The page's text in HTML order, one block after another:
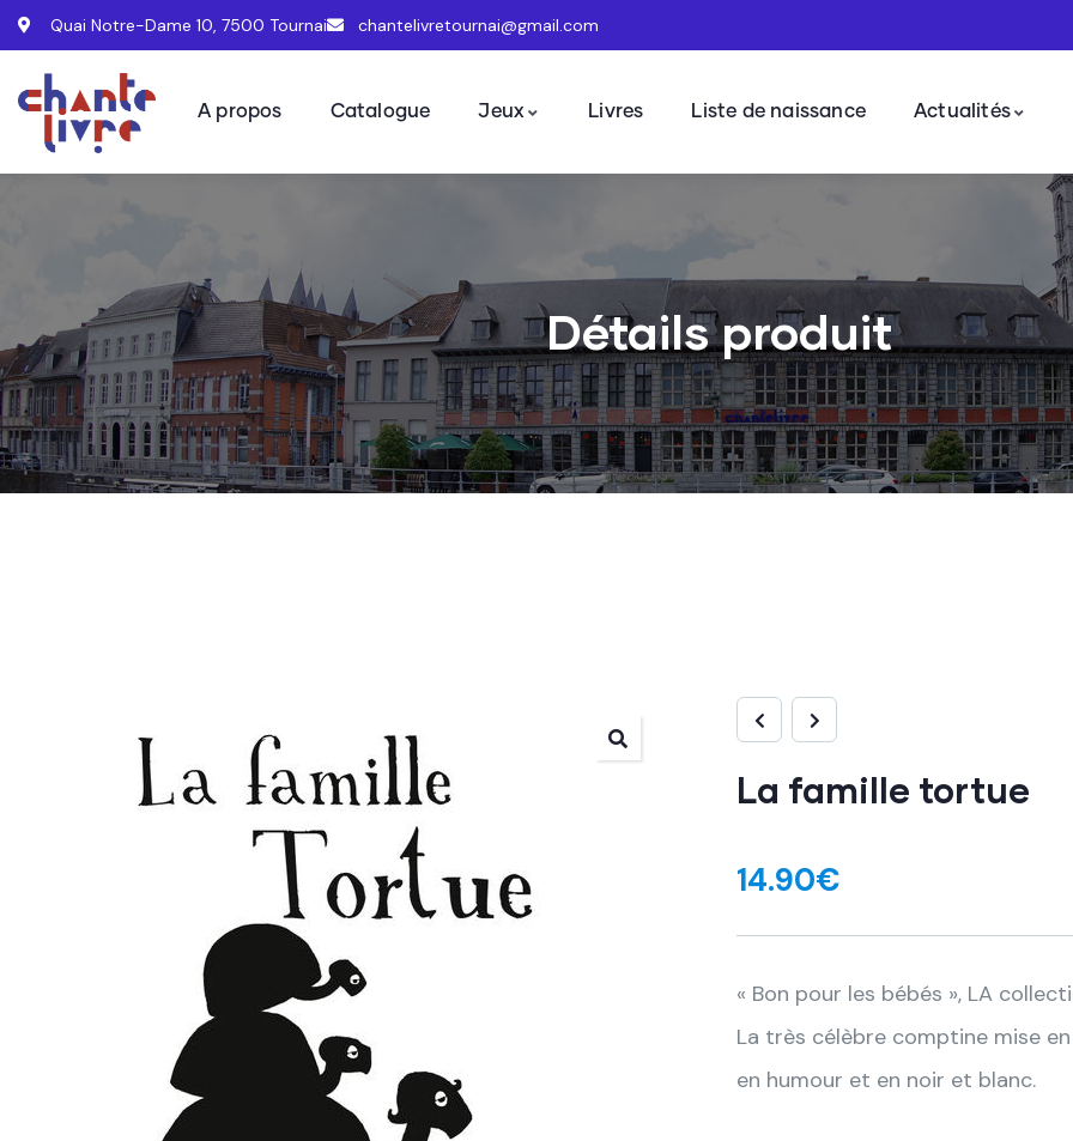
Quai Notre-Dame 10, 7500 Tournai chantelivretournai@gmail.com
A propos Catalogue Jeux Livres Liste de naissance Actualités
Détails produit
La famille tortue
14.90€
« Bon pour les bébés », LA
La très célèbre comptine mise
en humour et en noir et blanc.